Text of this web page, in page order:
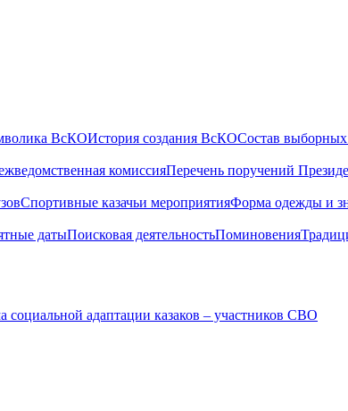
ВсКОИстория создания ВсКОСостав выборных
комиссияПеречень поручений
Спортивные казачьи мероприятияФорма одежды и
датыПоисковая деятельностьПоминовения
социальной адаптации казаков – участников СВО